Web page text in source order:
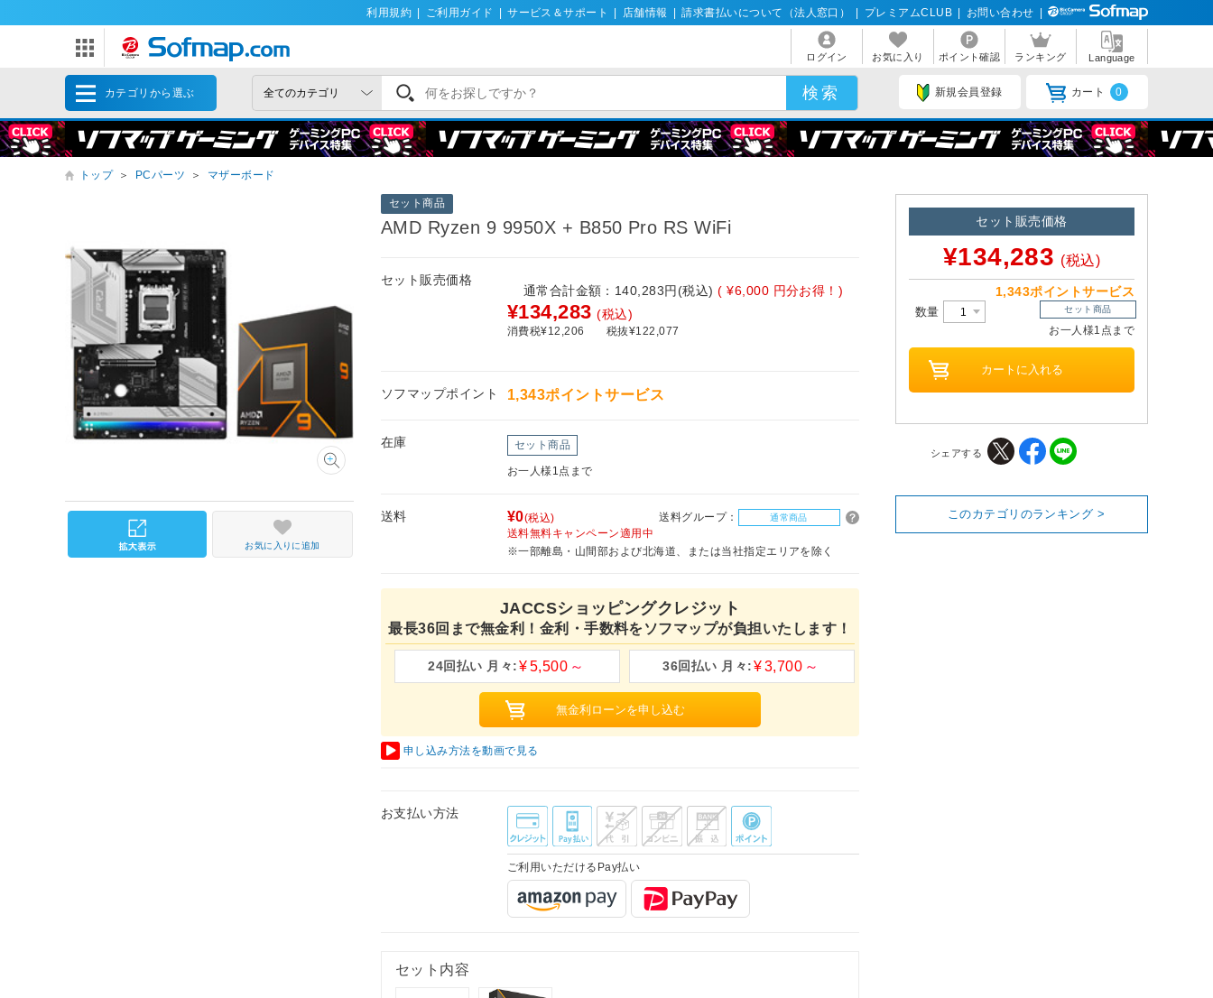
利用規約 ご利用ガイド サービス＆サポート 店舗情報 請求書払いについて（法人窓口） プレミアムCLUB お問い合わせ
ログイン お気に入り ポイント確認 ランキング Language
カテゴリから選ぶ 新規会員登録 カート 0
トップ ＞ PCパーツ ＞ マザーボード
セット商品
AMD Ryzen 9 9950X + B850 Pro RS WiFi
セット販売価格
通常合計金額：140,283円(税込)( ¥6,000 円分お得！)
¥134,283 (税込)
消費税¥12,206 税抜¥122,077
ソフマップポイント 1,343ポイントサービス
在庫 セット商品
お一人様1点まで
送料 ¥0(税込) 送料グループ： 通常商品
送料無料キャンペーン適用中
※一部離島・山間部および北海道、または当社指定エリアを除く
JACCSショッピングクレジット
最長36回まで無金利！金利・手数料をソフマップが負担いたします！
5,500 3,700
申し込み方法を動画で見る
お支払い方法
ご利用いただけるPay払い
セット内容
お気に入りに追加
セット販売価格
¥134,283 (税込)
1,343ポイントサービス
数量 セット商品
お一人様1点まで
シェアする
このカテゴリのランキング >